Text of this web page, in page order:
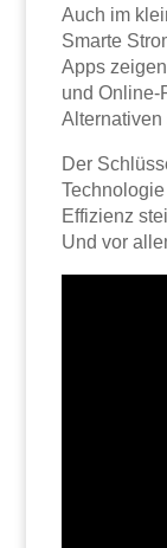
Auch im
Smarte
Apps
und Online-
Alternativen
Der
Effizienz
Und vor